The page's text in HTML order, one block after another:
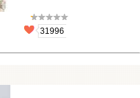
31996